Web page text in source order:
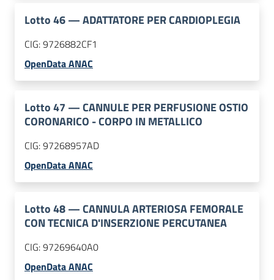
Lotto46—ADATTATORE PER CARDIOPLEGIA
CIG:9726882CF1
OpenData ANAC
Lotto47 —CANNULE PER PERFUSIONE OSTIO
CORONARICO - CORPO IN METALLICO
CIG:97268957AD
OpenData ANAC
Lotto48—CANNULA ARTERIOSA FEMORALE
CON TECNICA D'INSERZIONE PERCUTANEA
CIG:97269640A0
OpenData ANAC